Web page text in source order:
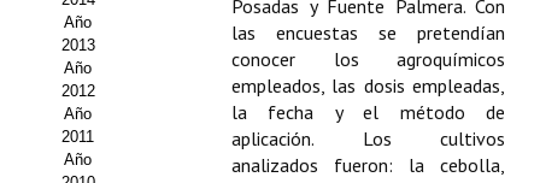
Políticas Editoriales
Propuesta Volumen Especial
Sello Calidad FECYT
Premio Prensa Agraria
Año
2013
Año
2012
Año
2011
Año
Posadas y Fuente Palmera. Con
las encuestas se pretendían
conocer los agroquímicos
empleados, las dosis empleadas,
la fecha y el método de
aplicación. Los cultivos
analizados fueron: la cebolla,